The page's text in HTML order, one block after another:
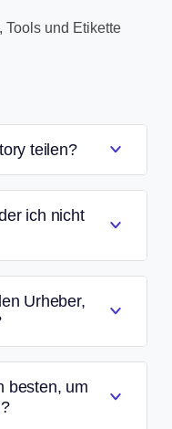
Tools und Etikette
teilen?
ich nicht
Urheber,
besten, um